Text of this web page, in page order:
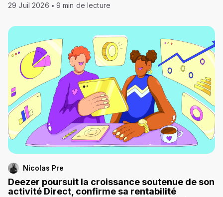
29 Juil 2026 9 min de lecture
Nicolas Pre
Deezer poursuit la croissance soutenue de son
activité Direct, confirme sa rentabilité